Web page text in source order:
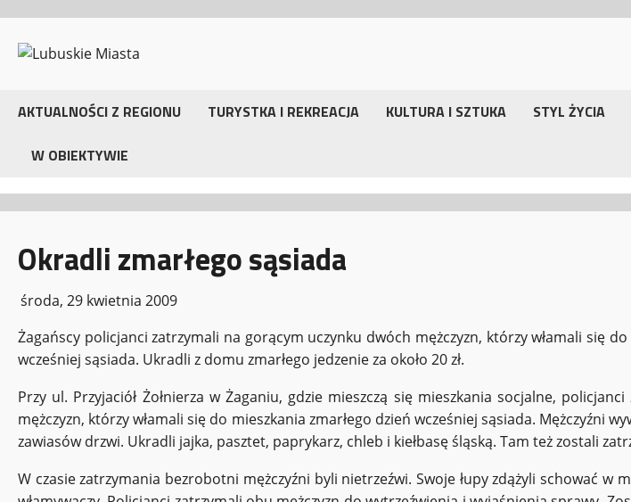
AKTUALNOŚCI Z REGIONU TURYSTKA I REKREACJA KULTURA I SZTUKA STYL ŻYCIA
W OBIEKTYWIE
Okradli zmarłego sąsiada
środa, 29 kwietnia 2009
Żagańscy policjanci zatrzymali na gorącym uczynku dwóch mężczyzn, którzy włamali się
wcześniej sąsiada. Ukradli z domu zmarłego jedzenie za około 20 zł.
Przy ul. Przyjaciół Żołnierza w Żaganiu, gdzie mieszczą się mieszkania socjalne,
mężczyzn, którzy włamali się do mieszkania zmarłego dzień wcześniej sąsiada. Mężczyźni
zawiasów drzwi. Ukradli jajka, pasztet, paprykarz, chleb i kiełbasę śląską. Tam też zostali
W czasie zatrzymania bezrobotni mężczyźni byli nietrzeźwi. Swoje łupy zdążyli schować w